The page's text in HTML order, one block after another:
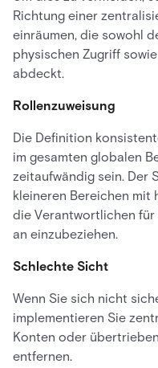
Richtung einer
einräumen, die sowohl
physischen Zugriff
abdeckt.
Rollenzuweisung
Die Definition
im gesamten globalen
zeitaufwändig sein. Der
kleineren Bereichen mit
die Verantwortlichen
an einzubeziehen.
Schlechte Sicht
Wenn Sie sich nicht
implementieren Sie
Konten oder
entfernen.